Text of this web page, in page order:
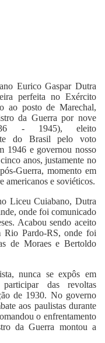
Eurico Gaspar Dutra
perfeita no Exército
ao posto de Marechal,
da Guerra por nove
- 1945), eleito
do Brasil pelo voto
1946 e governou nosso
anos, justamente no
Guerra, momento em
americanos e soviéticos.
Liceu Cuiabano, Dutra
onde foi comunicado
Acabou sendo aceito
Rio Pardo-RS, onde foi
de Moraes e Bertoldo
nunca se expôs em
das revoltas
de 1930. No governo
aos paulistas durante
o enfrentamento
da Guerra montou a